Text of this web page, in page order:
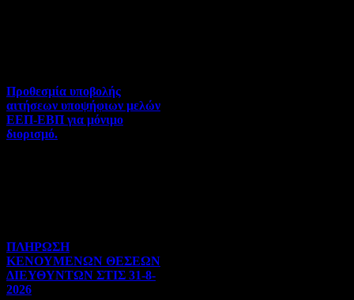
Προθεσμία υποβολής
αιτήσεων υποψήφιων μελών
ΕΕΠ-ΕΒΠ για μόνιμο
διορισμό.
ΠΛΗΡΩΣΗ
ΚΕΝΟΥΜΕΝΩΝ ΘΕΣΕΩΝ
ΔΙΕΥΘΥΝΤΩΝ ΣΤΙΣ 31-8-
2026